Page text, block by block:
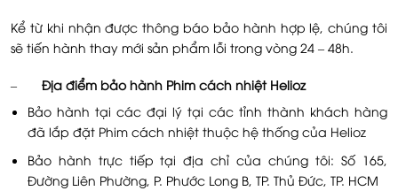
Kể từ khi nhận được thông báo bảo hành hợp lệ, chúng tôi
sẽ tiến hành thay mới sản phẩm lỗi trong vòng 24 – 48h.
– Địa điểm bảo hành Phim cách nhiệt Helioz
Bảo hành tại các đại lý tại các tỉnh thành khách hàng
đã lắp đặt Phim cách nhiệt thuộc hệ thống của Helioz
Bảo hành trực tiếp tại địa chỉ của chúng tôi: Số 165,
Đường Liên Phường, P. Phước Long B, TP. Thủ Đức, TP. HCM